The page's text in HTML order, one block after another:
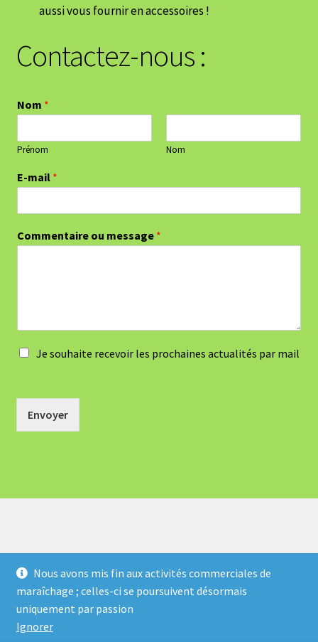
Nous avons mis fin aux activités commerciales de
maraîchage ; celles-ci se poursuivent désormais
uniquement par passion
Ignorer
aussi vous fournir en accessoires !
Contactez-nous :
Nom *
Prénom Nom
E-mail *
Commentaire ou message *
Je souhaite recevoir les prochaines actualités par mail
Envoyer
© Atout Bout d'Champ 2026
Politique de confidentialité